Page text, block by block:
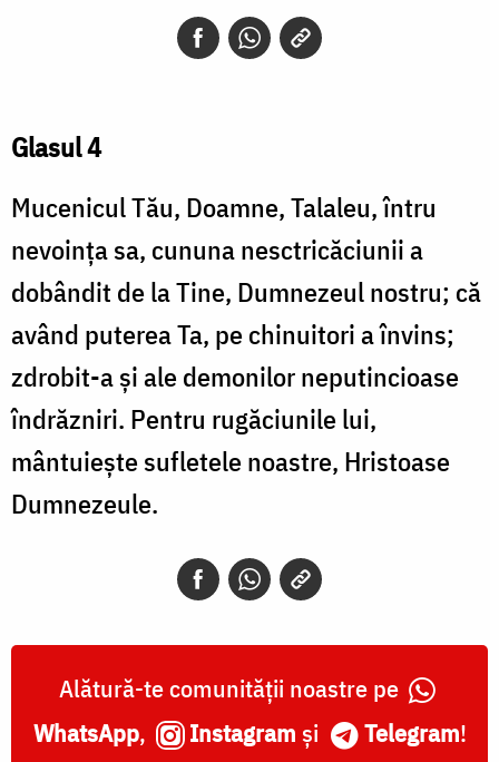
Glasul 4
Mucenicul Tău, Doamne, Talaleu, întru
nevoinţa sa, cununa nesctricăciunii a
dobândit de la Tine, Dumnezeul nostru; că
având puterea Ta, pe chinuitori a învins;
zdrobit-a şi ale demonilor neputincioase
îndrăzniri. Pentru rugăciunile lui,
mântuieşte sufletele noastre, Hristoase
Dumnezeule.
Alătură-te comunității noastre pe
WhatsApp, Instagram și Telegram!